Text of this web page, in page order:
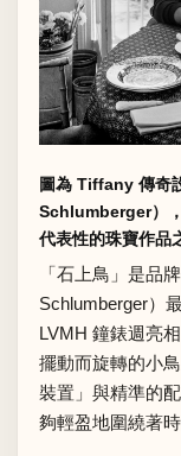
圖為 Tiffany 傳奇
Schlumberger）
代表性的珠寶作品
「石上鳥」是品
Schlumberger）
LVMH 鐘錶週亮
擺動而旋轉的小
裝置」與精準的
夠輕盈地圍繞著